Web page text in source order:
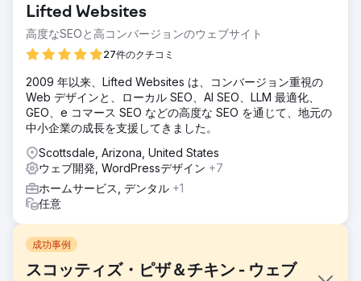
Lifted Websites
高度なSEOと高コンバージョンのウェブサイト
27件のクチコミ
2009 年以来、Lifted Websites は、コンバージョン重視の
Web デザインと、ローカル SEO、AI SEO、LLM 最適化、
GEO、e コマース SEO などの高度な SEO を通じて、地元の
中小企業の成長を支援してきました。
Scottsdale, Arizona, United States
ウェブ開発, WordPressデザイン +7
ホームサービス, デンタル +1
任意
成功事例
スコッティズ・ピザ＆チキン - ウェブ